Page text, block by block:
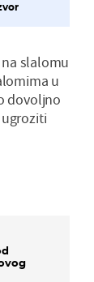
slalomu
u
dovoljno